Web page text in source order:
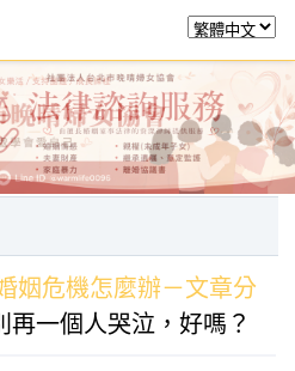
日常服務 課程活動
姻危機怎麼辦－文章分
再一個人哭泣，好嗎？